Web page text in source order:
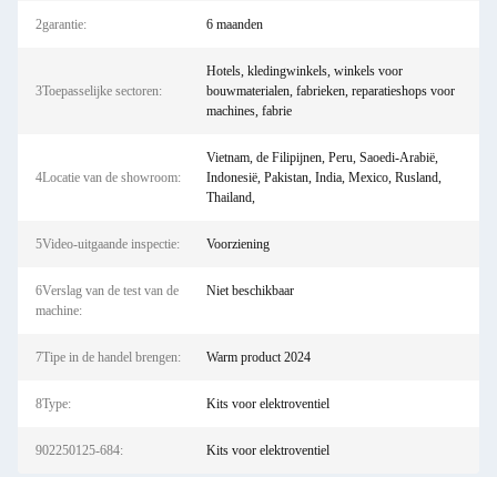
2garantie: 6 maanden
3Toepasselijke sectoren:
Hotels, kledingwinkels, winkels voor
bouwmaterialen, fabrieken, reparatieshops voor
machines, fabrie
4Locatie van de showroom:
Vietnam, de Filipijnen, Peru, Saoedi-Arabië,
Indonesië, Pakistan, India, Mexico, Rusland,
Thailand,
5Video-uitgaande inspectie: Voorziening
6Verslag van de test van de
machine:
Niet beschikbaar
7Tipe in de handel brengen: Warm product 2024
8Type: Kits voor elektroventiel
902250125-684: Kits voor elektroventiel